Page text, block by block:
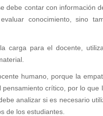
debe contar con información
conocimiento, sino
carga para el docente,
humano, porque la
crítico, por lo
analizar si es necesario
de los estudiantes.